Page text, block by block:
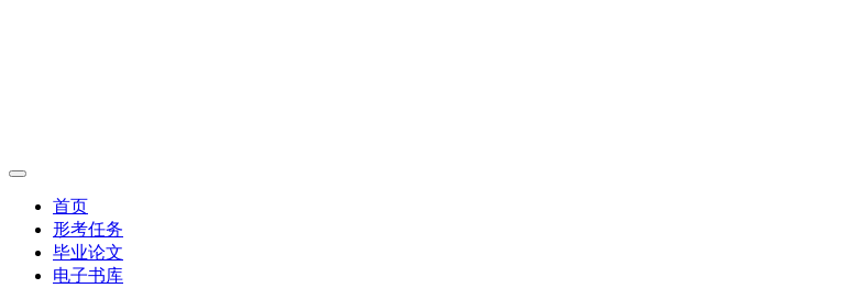
首页
形考任务
毕业论文
电子书库